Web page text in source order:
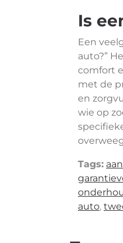
Is
Een
auto?”
comfort
met de
en
wie op
Tags:
auto,